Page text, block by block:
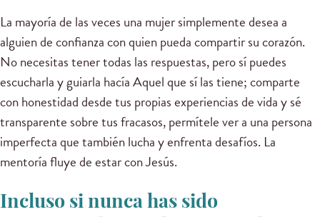
La mayoría de las veces una mujer simplemente desea a
alguien de confianza con quien pueda compartir su corazón.
No necesitas tener todas las respuestas, pero sí puedes
escucharla y guiarla hacía Aquel que sí las tiene; comparte
con honestidad desde tus propias experiencias de vida y sé
transparente sobre tus fracasos, permítele ver a una persona
imperfecta que también lucha y enfrenta desafíos. La
mentoría fluye de estar con Jesús.
Incluso si nunca has sido